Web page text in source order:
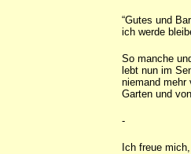
“Gutes und
ich werde
So manche
lebt nun im
niemand mehr
Garten und
-
Ich freue